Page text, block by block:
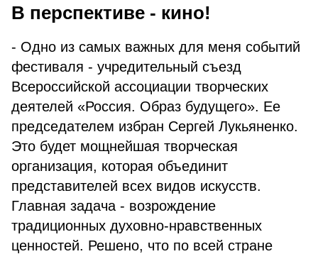
В перспективе - кино!
- Одно из самых важных для меня событий
фестиваля - учредительный съезд
Всероссийской ассоциации творческих
деятелей «Россия. Образ будущего». Ее
председателем избран Сергей Лукьяненко.
Это будет мощнейшая творческая
организация, которая объединит
представителей всех видов искусств.
Главная задача - возрождение
традиционных духовно-нравственных
ценностей. Решено, что по всей стране